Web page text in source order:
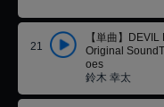
21
【単曲】
Original
oes
鈴木 幸太